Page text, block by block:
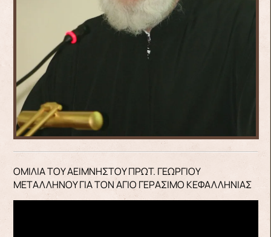
ΟΜΙΛΙΑ ΤΟΥ ΑΕΙΜΝΗΣΤΟΥ ΠΡΩΤ. ΓΕΩΡΓΙΟΥ
ΜΕΤΑΛΛΗΝΟΥ ΓΙΑ ΤΟΝ ΑΓΙΟ ΓΕΡΑΣΙΜΟ ΚΕΦΑΛΛΗΝΙΑΣ